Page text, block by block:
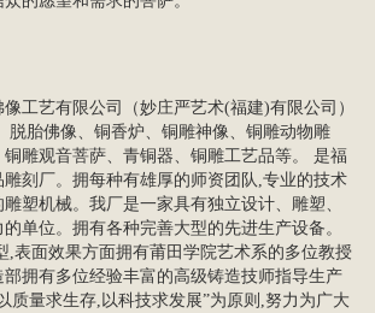
工艺有限公司（妙庄严艺术(福建)有限公司）
、脱胎佛像、铜香炉、铜雕神像、铜雕动物雕
铜雕观音菩萨 、青铜器、 铜雕工艺品等。 是福
刻厂。拥每种有雄厚的师资团队,专业的技术
塑机械。我厂是一家具有独立设计、雕塑、
单位。拥有各种完善大型的先进生产设备。
,表面效果方面拥有莆田学院艺术系的多位教授
拥有多位经验丰富的高级铸造技师指导生产
质量求生存,以科技求发展”为原则,努力为广大